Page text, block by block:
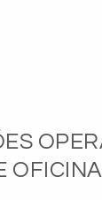
OFICINA